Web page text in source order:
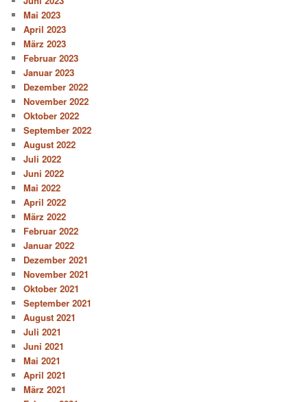
Mai 2023
April 2023
März 2023
Februar 2023
Januar 2023
Dezember 2022
November 2022
Oktober 2022
September 2022
August 2022
Juli 2022
Juni 2022
Mai 2022
April 2022
März 2022
Februar 2022
Januar 2022
Dezember 2021
November 2021
Oktober 2021
September 2021
August 2021
Juli 2021
Juni 2021
Mai 2021
April 2021
März 2021